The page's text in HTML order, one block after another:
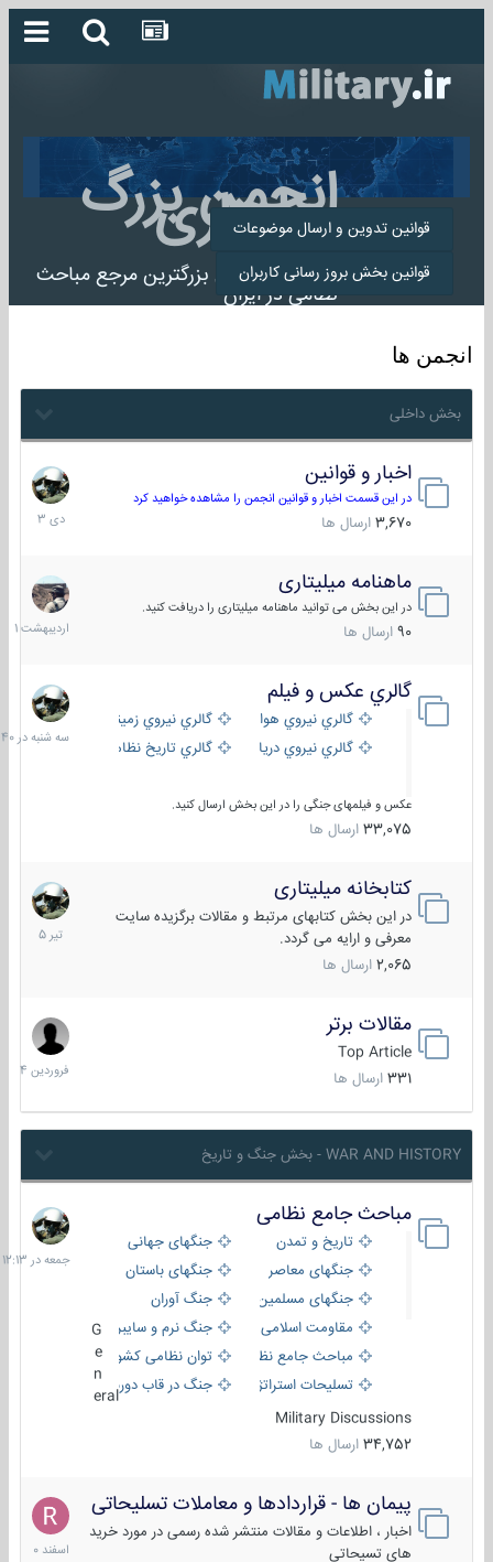
انجمن بزرگ
میلیتاری
انجمن میلیتاری بزرگترین مرجع مباحث
نظامی در ایران
قوانین تدوین و ارسال موضوعات
قوانین بخش بروز رسانی کاربران
انجمن ها
بخش داخلی
اخبار و قوانین
در این قسمت اخبار و قوانین انجمن را مشاهده خواهید کرد
3,670 ارسال ها
22
دی
1403
ماهنامه میلیتاری
در این بخش می توانید ماهنامه میلیتاری را دریافت کنید.
90 ارسال ها
30
1401
گالري عكس و فيلم
گالري نيروي هوايي
گالري نيروي زميني
گالري نيروي دريايي
گالري تاریخ نظامی
عکس و فیلمهای جنگی را در این بخش ارسال کنید.
33,075 ارسال ها
سه
شنبه
در
کتابخانه میلیتاری
در این بخش کتابهای مرتبط و مقالات برگزیده سایت
معرفی و ارایه می گردد.
2,065 ارسال ها
16
تیر
1405
مقالات برتر
Top Article
331 ارسال ها
29
فروردین
1404
WAR AND HISTORY - بخش جنگ و تاریخ
مباحث جامع نظامی
تاریخ و تمدن
جنگهای جهانی
جنگهای معاصر
جنگهای باستان
جنگهای مسلمین
جنگ آوران
مقاومت اسلامی
جنگ نرم و سایبری
مباحث جامع نظامی
توان نظامی کشورها
تسلیحات استراتژیک
جنگ در قاب دوربین
eral
Military Discussions
34,752 ارسال ها
جمعه
در
12:13
پیمان ها - قراردادها و معاملات تسلیحاتی
اخبار ، اطلاعات و مقالات منتشر شده رسمی در مورد خرید
های تسیحاتی
7
اسفند
1400